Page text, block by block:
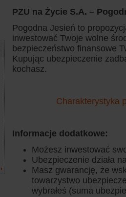
PZU na Życie S.A. –
Pogodna Jesień to
inwestować Twoje wolne
bezpieczeństwo finansowe
Kupując ubezpieczenie
kochasz.
Charakterystyka
Informacje dodatkowe:
Możesz inwestować
Ubezpieczenie działa
Masz gwarancję, że
towarzystwo
wybrałeś (suma